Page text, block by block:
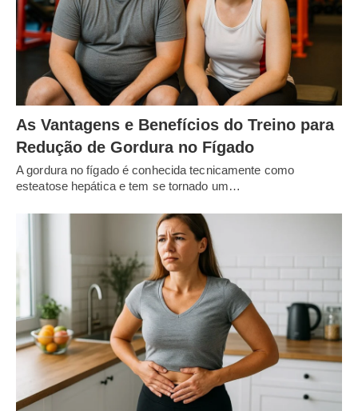
As Vantagens e Benefícios do Treino para
Redução de Gordura no Fígado
A gordura no fígado é conhecida tecnicamente como
esteatose hepática e tem se tornado um…